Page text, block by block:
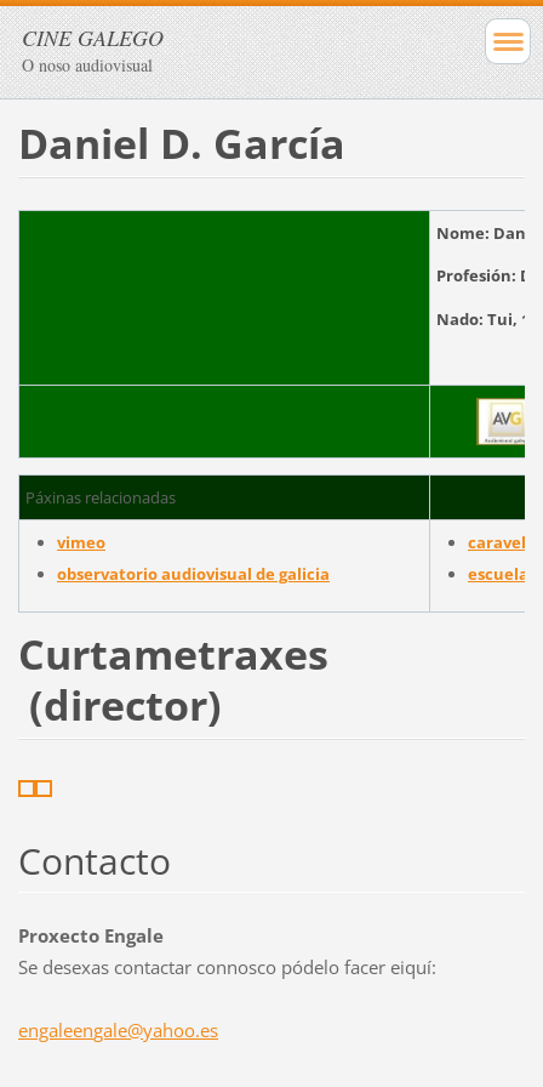
CINE GALEGO
O noso audiovisual
Daniel D. García
Nome:
Profesión:
Nado:
Páxinas relacionadas
vimeo
observatorio audiovisual de galicia
caravel
escuela
Curtametraxes
(director)
Contacto
Proxecto Engale
Se desexas contactar connosco pódelo facer eiquí:
engaleengale@yahoo.es